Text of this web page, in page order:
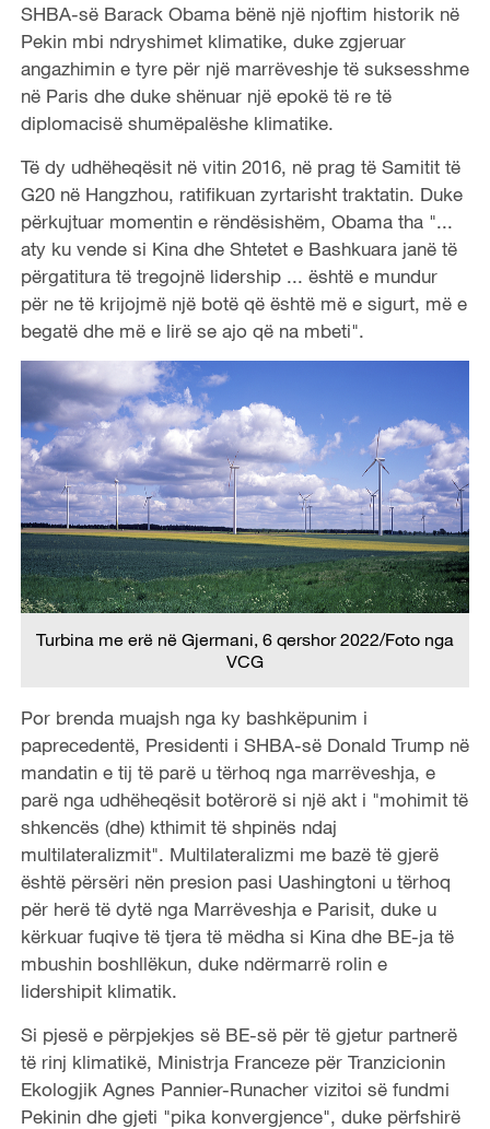
SHBA-së Barack Obama bënë një njoftim historik në
Pekin mbi ndryshimet klimatike, duke zgjeruar
angazhimin e tyre për një marrëveshje të suksesshme
në Paris dhe duke shënuar një epokë të re të
diplomacisë shumëpalëshe klimatike.
Të dy udhëheqësit në vitin 2016, në prag të Samitit të
G20 në Hangzhou, ratifikuan zyrtarisht traktatin. Duke
përkujtuar momentin e rëndësishëm, Obama tha "...
aty ku vende si Kina dhe Shtetet e Bashkuara janë të
përgatitura të tregojnë lidership ... është e mundur
për ne të krijojmë një botë që është më e sigurt, më e
begatë dhe më e lirë se ajo që na mbeti".
Turbina me erë në Gjermani, 6 qershor 2022/Foto nga
VCG
Por brenda muajsh nga ky bashkëpunim i
paprecedentë, Presidenti i SHBA-së Donald Trump në
mandatin e tij të parë u tërhoq nga marrëveshja, e
parë nga udhëheqësit botërorë si një akt i "mohimit të
shkencës (dhe) kthimit të shpinës ndaj
multilateralizmit". Multilateralizmi me bazë të gjerë
është përsëri nën presion pasi Uashingtoni u tërhoq
për herë të dytë nga Marrëveshja e Parisit, duke u
kërkuar fuqive të tjera të mëdha si Kina dhe BE-ja të
mbushin boshllëkun, duke ndërmarrë rolin e
lidershipit klimatik.
Si pjesë e përpjekjes së BE-së për të gjetur partnerë
të rinj klimatikë, Ministrja Franceze për Tranzicionin
Ekologjik Agnes Pannier-Runacher vizitoi së fundmi
Pekinin dhe gjeti "pika konvergjence", duke përfshirë